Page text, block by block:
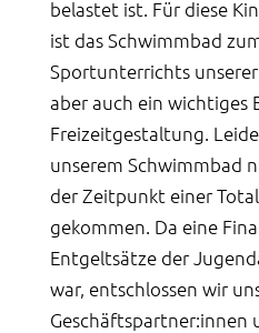
belastet ist. Für diese
ist das Schwimmbad
Sportunterrichts
aber auch ein wichtiges
Freizeitgestaltung.
unserem Schwimmbad
der Zeitpunkt einer
gekommen. Da eine
Entgeltsätze der
war, entschlossen wir
Geschäftspartner:innen